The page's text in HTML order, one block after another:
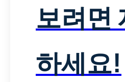
보려면
하세요!